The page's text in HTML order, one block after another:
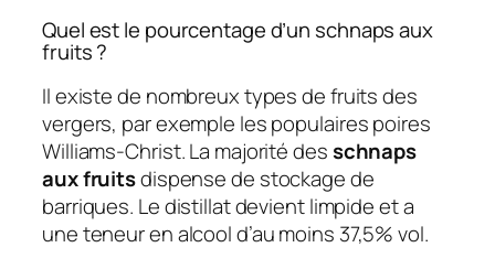
Quel est le pourcentage d’un schnaps aux
fruits ?
Il existe de nombreux types de fruits des
vergers, par exemple les populaires poires
Williams-Christ. La majorité desschnaps
aux fruitsdispense de stockage de
barriques. Le distillat devient limpide et a
une teneur en alcool d’au moins 37,5% vol.